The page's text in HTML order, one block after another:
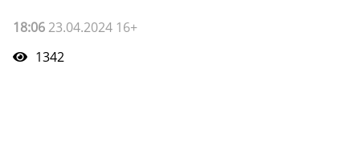
18:06 23.04.2024 16+
1342